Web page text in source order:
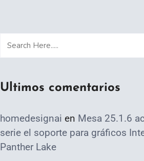
Ultimos comentarios
homedesignai en Mesa 25.1.6
serie el soporte para gráficos
Panther Lake